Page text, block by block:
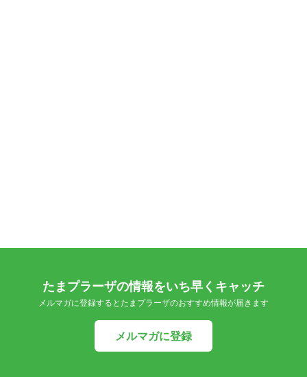
たまプラーザの情報をいち早くキャッチ
メルマガに登録するとたまプラーザのおすすめ情報が届きます
メルマガに登録